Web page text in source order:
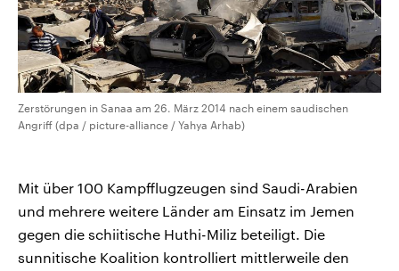
Zerstörungen in Sanaa am 26. März 2014 nach einem saudischen
Angriff (dpa / picture-alliance / Yahya Arhab)
Mit über 100 Kampfflugzeugen sind Saudi-Arabien
und mehrere weitere Länder am Einsatz im Jemen
gegen die schiitische Huthi-Miliz beteiligt. Die
sunnitische Koalition kontrolliert mittlerweile den